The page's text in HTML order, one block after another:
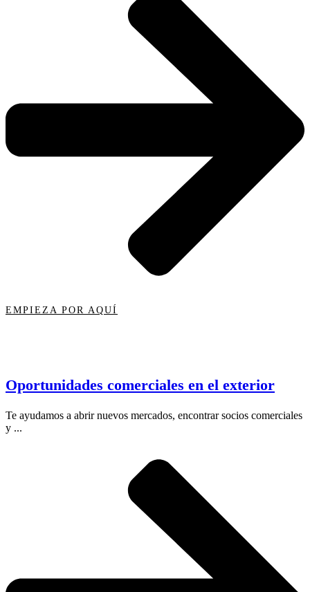
EMPIEZA POR AQUÍ
Oportunidades comerciales en el exterior
Te ayudamos a abrir nuevos mercados, encontrar socios comerciales
y ...